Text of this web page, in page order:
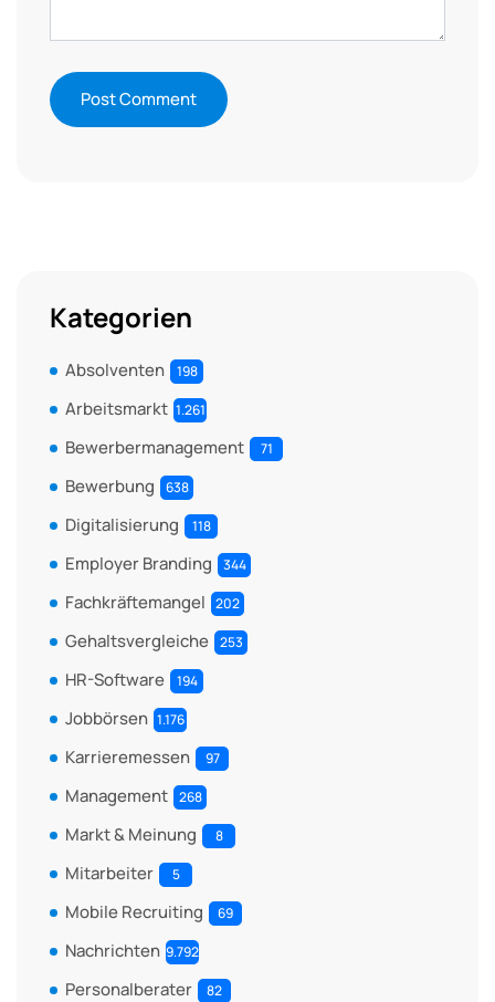
Kategorien
Absolventen 198
Arbeitsmarkt 1.261
Bewerbermanagement 71
Bewerbung 638
Digitalisierung 118
Employer Branding 344
Fachkräftemangel 202
Gehaltsvergleiche 253
HR-Software 194
Jobbörsen 1.176
Karrieremessen 97
Management 268
Markt & Meinung 8
Mitarbeiter 5
Mobile Recruiting 69
Nachrichten 9.792
Personalberater 82